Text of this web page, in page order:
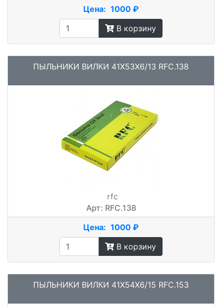
Цена: 1000 ₽
В корзину
ПЫЛЬНИКИ ВИЛКИ 41X53X6/13 RFC.138
rfc
Арт: RFC.138
Цена: 1000 ₽
В корзину
ПЫЛЬНИКИ ВИЛКИ 41X54X6/15 RFC.153